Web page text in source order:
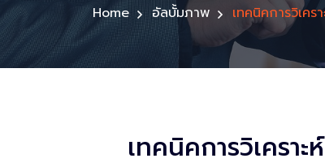
Home อัลบั้มภาพ เทคนิคการวิเค
เทคนิคการวิเครา